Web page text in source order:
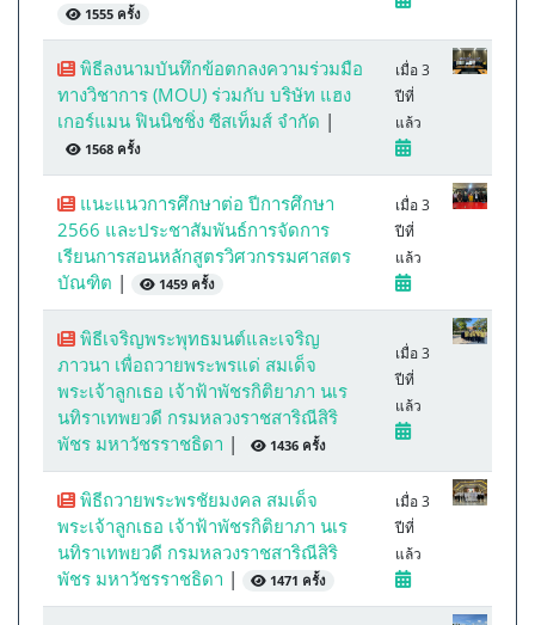
1555 ครั้ง
พิธีลงนามบันทึกข้อตกลงความร่วมมือ
ทางวิชาการ (MOU) ร่วมกับ บริษัท แฮง
เกอร์แมน ฟินนิชชิ่ง ซีสเท็มส์ จำกัด |
1568 ครั้ง
เมื่อ 3
ปีที่
แล้ว
แนะแนวการศึกษาต่อ ปีการศึกษา
2566 และประชาสัมพันธ์การจัดการ
เรียนการสอนหลักสูตรวิศวกรรมศาสตร
บัณฑิต | 1459 ครั้ง
เมื่อ 3
ปีที่
แล้ว
พิธีเจริญพระพุทธมนต์และเจริญ
ภาวนา เพื่อถวายพระพรแด่ สมเด็จ
พระเจ้าลูกเธอ เจ้าฟ้าพัชรกิติยาภา นเร
นทิราเทพยวดี กรมหลวงราชสาริณีสิริ
พัชร มหาวัชรราชธิดา | 1436 ครั้ง
เมื่อ 3
ปีที่
แล้ว
พิธีถวายพระพรชัยมงคล สมเด็จ
พระเจ้าลูกเธอ เจ้าฟ้าพัชรกิติยาภา นเร
นทิราเทพยวดี กรมหลวงราชสาริณีสิริ
พัชร มหาวัชรราชธิดา | 1471 ครั้ง
เมื่อ 3
ปีที่
แล้ว